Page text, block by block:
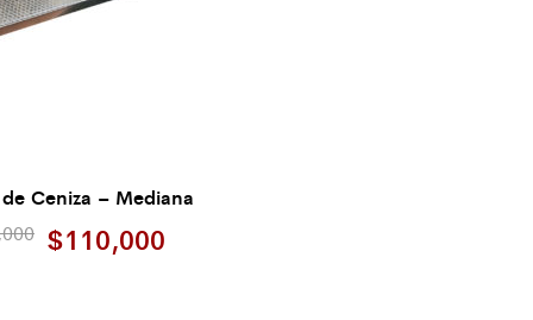
Ceniza – Mediana
$110,000